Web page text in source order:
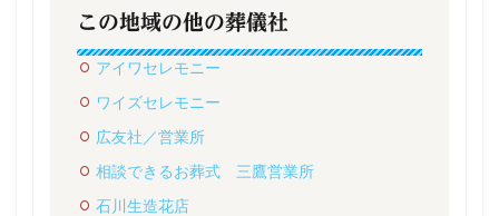
この地域の他の葬儀社
アイワセレモニー
ワイズセレモニー
広友社／営業所
相談できるお葬式 三鷹営業所
石川生造花店